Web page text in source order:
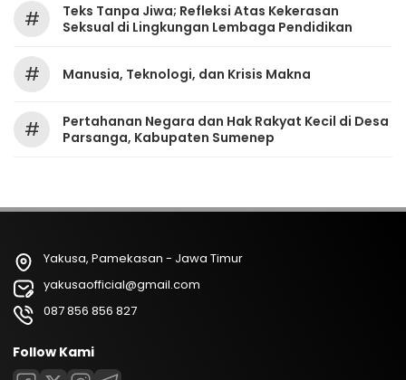
#
Teks Tanpa Jiwa; Refleksi Atas Kekerasan
Seksual di Lingkungan Lembaga Pendidikan
# Manusia, Teknologi, dan Krisis Makna
#
Pertahanan Negara dan Hak Rakyat Kecil di Desa
Parsanga, Kabupaten Sumenep
Yakusa, Pamekasan - Jawa Timur
yakusaofficial@gmail.com
087 856 856 827
Follow Kami